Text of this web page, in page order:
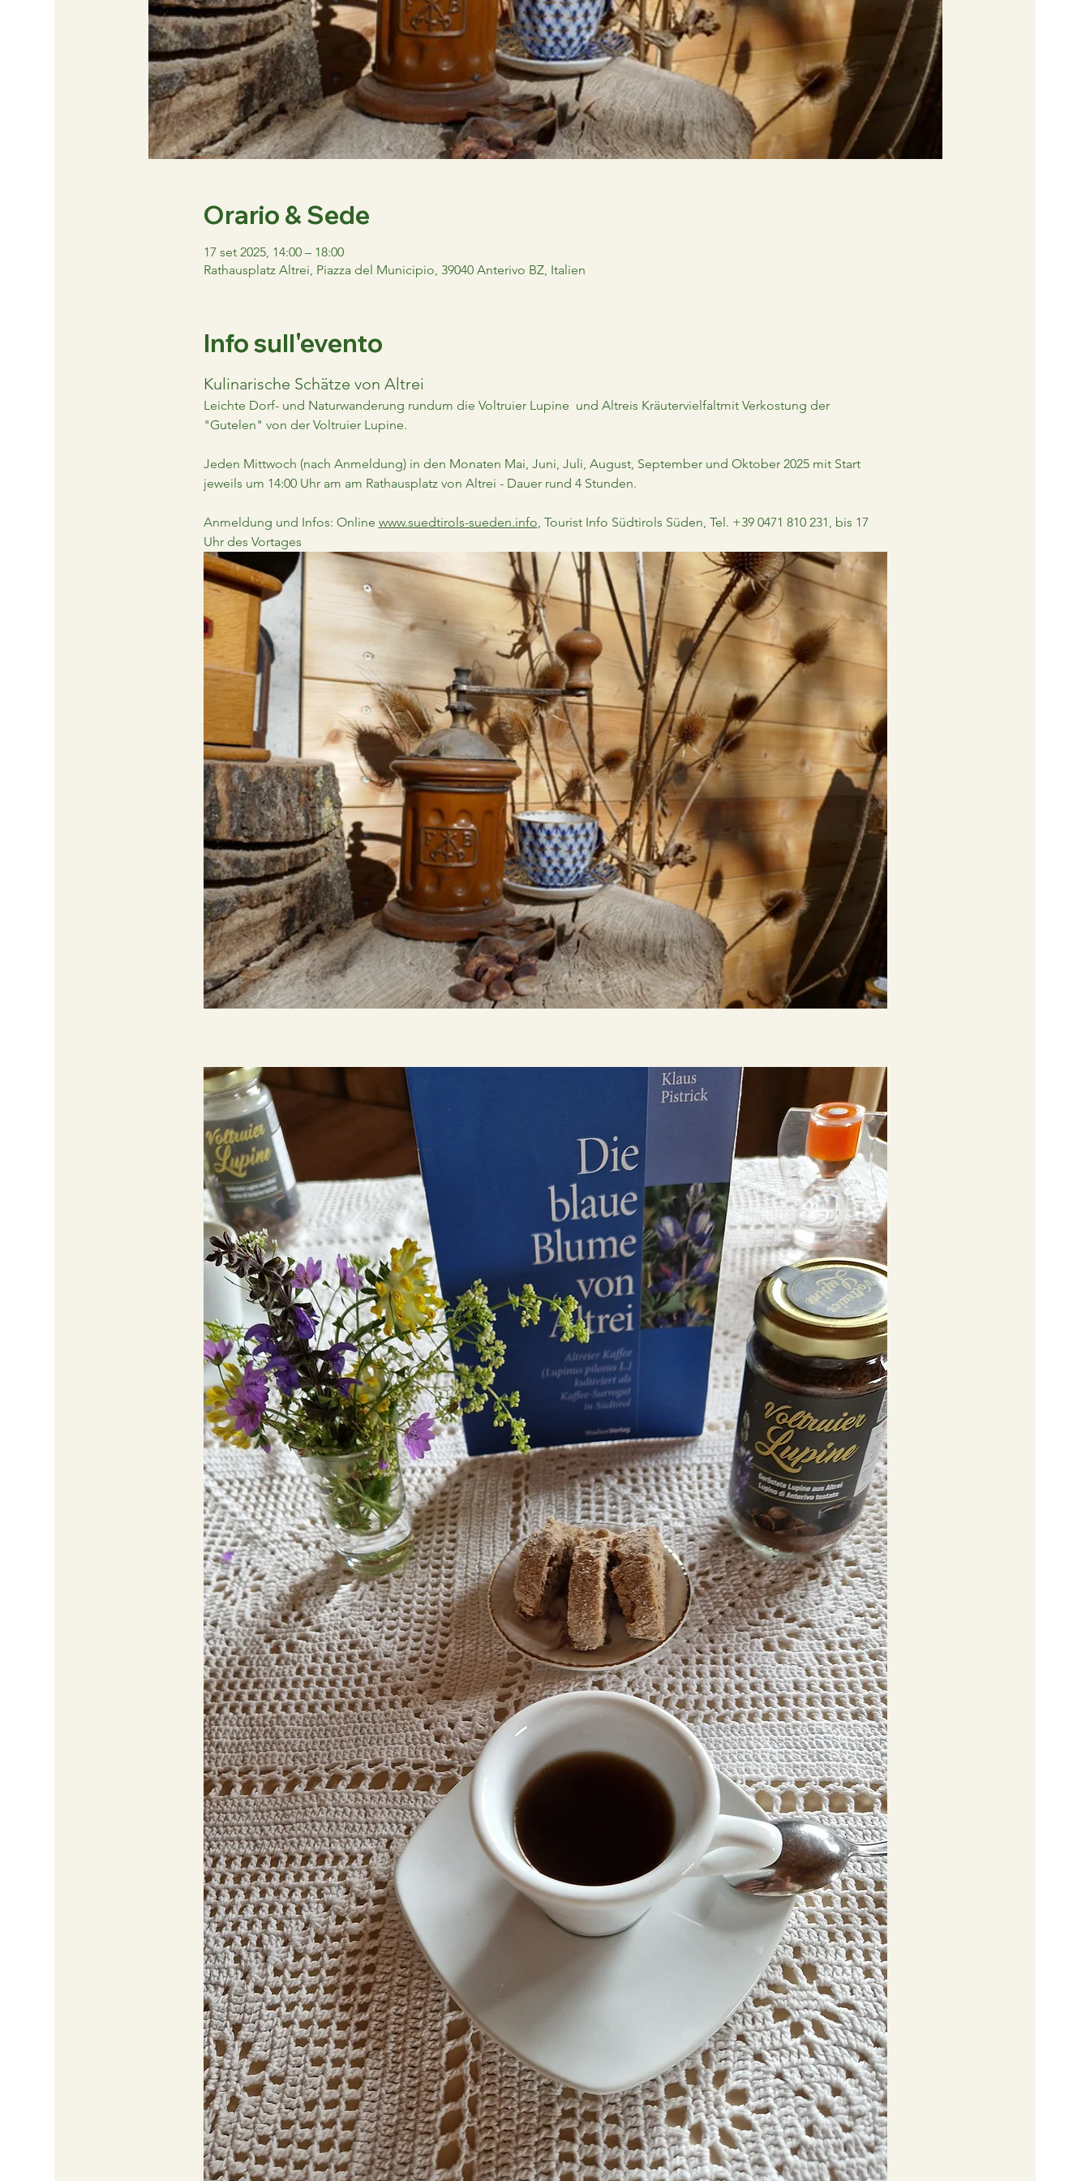
Orario & Sede
17 set 2025, 14:00 – 18:00
Rathausplatz Altrei, Piazza del Municipio, 39040 Anterivo BZ, Italien
Info sull'evento
Kulinarische Schätze von Altrei
Leichte Dorf- und Naturwanderung rundum die Voltruier Lupine  und Altreis Kräutervielfaltmit Verkostung der
"Gutelen" von der Voltruier Lupine.
Jeden Mittwoch (nach Anmeldung) in den Monaten Mai, Juni, Juli, August, September und Oktober 2025 mit Start
jeweils um 14:00 Uhr am am Rathausplatz von Altrei - Dauer rund 4 Stunden.
Anmeldung und Infos: Online www.suedtirols-sueden.info, Tourist Info Südtirols Süden, Tel. +39 0471 810 231, bis 17
Uhr des Vortages